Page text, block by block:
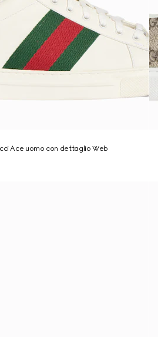
Ace uomo con dettaglio Web